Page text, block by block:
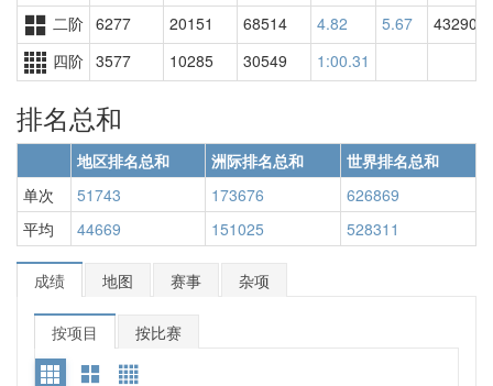
二阶 6277 20151 68514 4.82 5.67
43290
四阶 3577 10285 30549 1:00.31
排名总和
地区排名总和 洲际排名总和
世界排名总和
单次
51743 173676
626869
平均
44669 151025 528311
成绩 地图 赛事 杂项
按项目 按比赛